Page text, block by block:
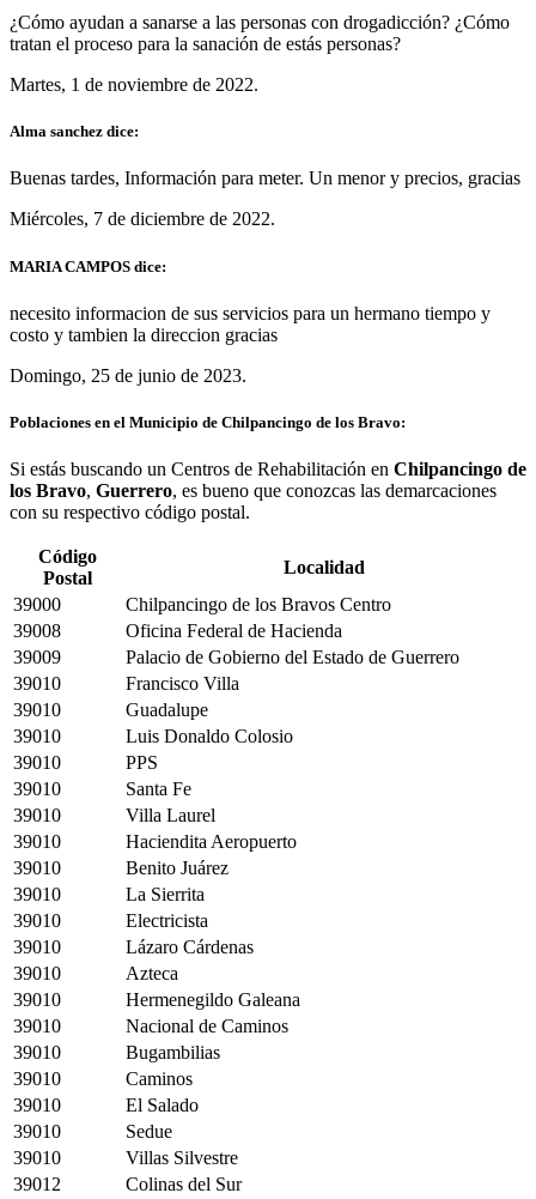
¿Cómo ayudan a sanarse a las personas con drogadicción? ¿Cómo
tratan el proceso para la sanación de estás personas?
Martes, 1 de noviembre de 2022.
Alma sanchez dice:
Buenas tardes, Información para meter. Un menor y precios, gracias
Miércoles, 7 de diciembre de 2022.
MARIA CAMPOS dice:
necesito informacion de sus servicios para un hermano tiempo y
costo y tambien la direccion gracias
Domingo, 25 de junio de 2023.
Poblaciones en el Municipio de Chilpancingo de los Bravo:
Si estás buscando un Centros de Rehabilitación en Chilpancingo de
los Bravo, Guerrero, es bueno que conozcas las demarcaciones
con su respectivo código postal.
Código
Postal
Localidad
39000
Chilpancingo de los Bravos Centro
39008
Oficina Federal de Hacienda
39009
Palacio de Gobierno del Estado de Guerrero
39010
Francisco Villa
39010
Guadalupe
39010
Luis Donaldo Colosio
39010
PPS
39010
Santa Fe
39010
Villa Laurel
39010
Haciendita Aeropuerto
39010
Benito Juárez
39010
La Sierrita
39010
Electricista
39010
Lázaro Cárdenas
39010
Azteca
39010
Hermenegildo Galeana
39010
Nacional de Caminos
39010
Bugambilias
39010
Caminos
39010
El Salado
39010
Sedue
39010
Villas Silvestre
39012
Colinas del Sur